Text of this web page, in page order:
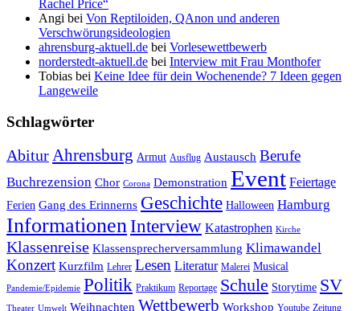
Rachel Price“
Angi bei Von Reptiloiden, QAnon und anderen
Verschwörungsideologien
ahrensburg-aktuell.de bei Vorlesewettbewerb
norderstedt-aktuell.de bei Interview mit Frau Monthofer
Tobias bei Keine Idee für dein Wochenende? 7 Ideen gegen
Langeweile
Schlagwörter
AbiturAhrensburg Armut Ausflug Austausch Berufe
Buchrezension Chor Corona Demonstration Event Feiertage
Ferien Gang des Erinnerns Geschichte Halloween Hamburg
InformationenInterview Katastrophen Kirche
Klassenreise Klassensprecherversammlung Klimawandel
Konzert Kurzfilm Lehrer Lesen Literatur Malerei Musical
Pandemie/Epidemie Politik Praktikum Reportage Schule Storytime SV
Theater Umwelt Weihnachten Wettbewerb Workshop Youtube Zeitung